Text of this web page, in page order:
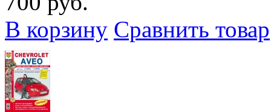
В корзину Сравнить товар